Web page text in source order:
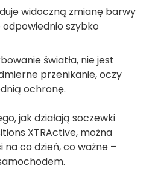
widoczną zmianę barwy
szybko
światła, nie jest
przenikanie, oczy
ochronę.
jak działają soczewki
XTRActive, można
co dzień, co ważne –